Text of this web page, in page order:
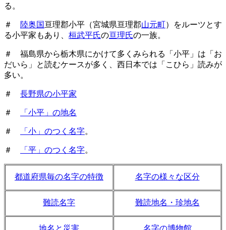
る。
＃ 陸奥国亘理郡小平（宮城県亘理郡山元町）をルーツとす
る小平家もあり、 桓武平氏の亘理氏の一族。
＃ 福島県から栃木県にかけて多くみられる「小平」は「お
だいら」と読むケースが多く、西日本では「こひら」読みが
多い。
＃ 長野県の小平家
＃ 「小平」の地名
＃ 「小」のつく名字。
＃ 「平」のつく名字。
都道府県毎の名字の特徴 名字の様々な区分
難読名字 難読地名・珍地名
地名と災害 名字の博物館